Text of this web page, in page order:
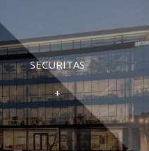
SECURITAS
+